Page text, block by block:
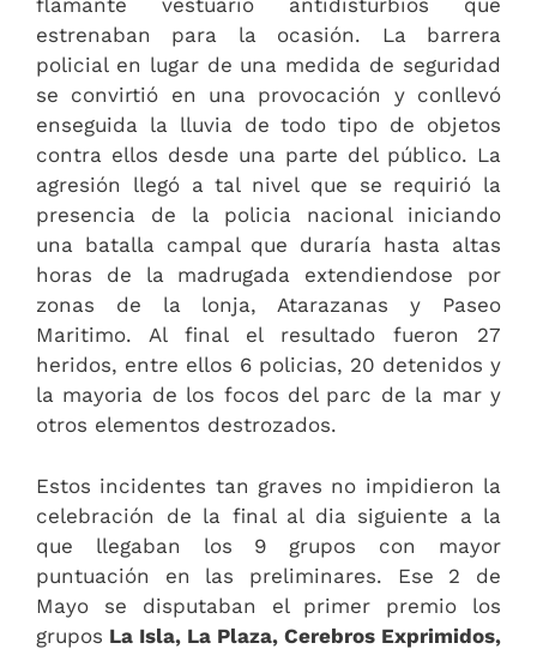
flamante vestuario antidisturbios que
estrenaban para la ocasión. La barrera
policial en lugar de una medida de seguridad
se convirtió en una provocación y conllevó
enseguida la lluvia de todo tipo de objetos
contra ellos desde una parte del público. La
agresión llegó a tal nivel que se requirió la
presencia de la policia nacional iniciando
una batalla campal que duraría hasta altas
horas de la madrugada extendiendose por
zonas de la lonja, Atarazanas y Paseo
Maritimo. Al final el resultado fueron 27
heridos, entre ellos 6 policias, 20 detenidos y
la mayoria de los focos del parc de la mar y
otros elementos destrozados.
Estos incidentes tan graves no impidieron la
celebración de la final al dia siguiente a la
que llegaban los 9 grupos con mayor
puntuación en las preliminares. Ese 2 de
Mayo se disputaban el primer premio los
grupos La Isla, La Plaza, Cerebros Exprimidos,